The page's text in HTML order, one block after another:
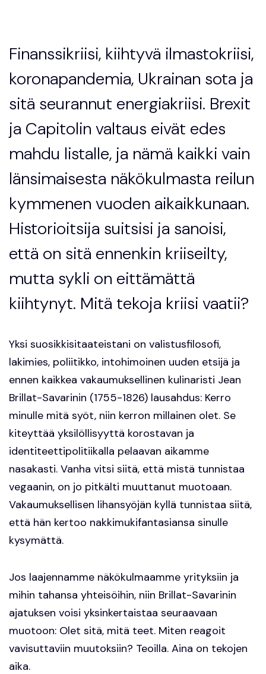
Finanssikriisi, kiihtyvä ilmastokriisi,
koronapandemia, Ukrainan sota ja
sitä seurannut energiakriisi. Brexit
ja Capitolin valtaus eivät edes
mahdu listalle, ja nämä kaikki vain
länsimaisesta näkökulmasta reilun
kymmenen vuoden aikaikkunaan.
Historioitsija suitsisi ja sanoisi,
että on sitä ennenkin kriiseilty,
mutta sykli on eittämättä
kiihtynyt. Mitä tekoja kriisi vaatii?
Yksi suosikkisitaateistani on valistusfilosofi,
lakimies, poliitikko, intohimoinen uuden etsijä ja
ennen kaikkea vakaumuksellinen kulinaristi Jean
Brillat-Savarinin (1755-1826) lausahdus: Kerro
minulle mitä syöt, niin kerron millainen olet. Se
kiteyttää yksilöllisyyttä korostavan ja
identiteettipolitiikalla pelaavan aikamme
nasakasti. Vanha vitsi siitä, että mistä tunnistaa
vegaanin, on jo pitkälti muuttanut muotoaan.
Vakaumuksellisen lihansyöjän kyllä tunnistaa siitä,
että hän kertoo nakkimukifantasiansa sinulle
kysymättä.
Jos laajennamme näkökulmaamme yrityksiin ja
mihin tahansa yhteisöihin, niin Brillat-Savarinin
ajatuksen voisi yksinkertaistaa seuraavaan
muotoon: Olet sitä, mitä teet. Miten reagoit
vavisuttaviin muutoksiin? Teoilla. Aina on tekojen
aika.